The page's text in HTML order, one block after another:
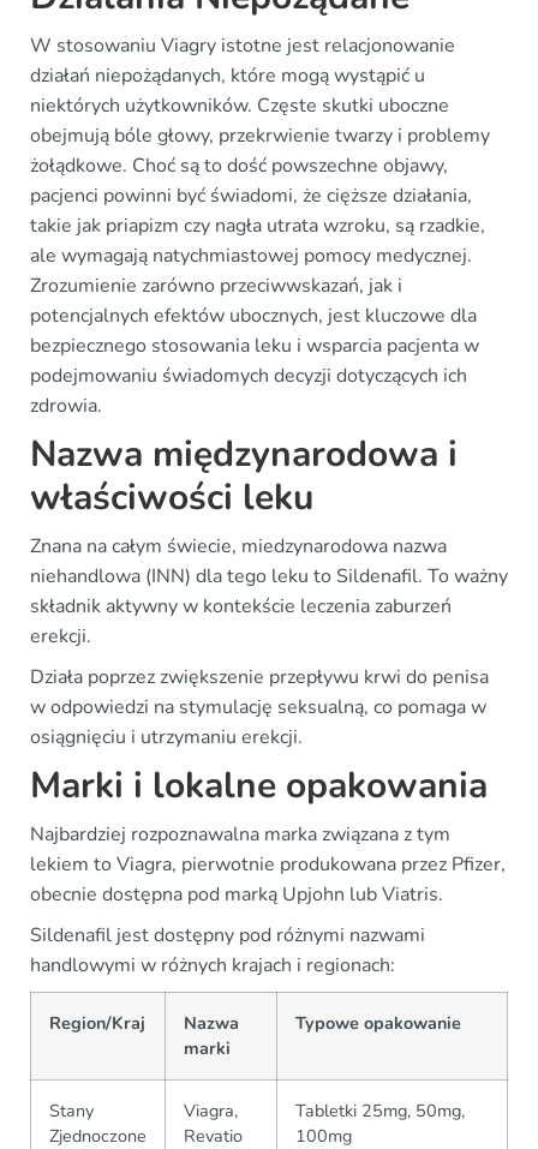
W stosowaniu Viagry istotne jest relacjonowanie
działań niepożądanych, które mogą wystąpić u
niektórych użytkowników. Częste skutki uboczne
obejmują bóle głowy, przekrwienie twarzy i problemy
żołądkowe. Choć są to dość powszechne objawy,
pacjenci powinni być świadomi, że cięższe działania,
takie jak priapizm czy nagła utrata wzroku, są rzadkie,
ale wymagają natychmiastowej pomocy medycznej.
Zrozumienie zarówno przeciwwskazań, jak i
potencjalnych efektów ubocznych, jest kluczowe dla
bezpiecznego stosowania leku i wsparcia pacjenta w
podejmowaniu świadomych decyzji dotyczących ich
zdrowia.
Nazwa międzynarodowa i
właściwości leku
Znana na całym świecie, miedzynarodowa nazwa
niehandlowa (INN) dla tego leku to Sildenafil. To ważny
składnik aktywny w kontekście leczenia zaburzeń
erekcji.
Działa poprzez zwiększenie przepływu krwi do penisa
w odpowiedzi na stymulację seksualną, co pomaga w
osiągnięciu i utrzymaniu erekcji.
Marki i lokalne opakowania
Najbardziej rozpoznawalna marka związana z tym
lekiem to Viagra, pierwotnie produkowana przez Pfizer,
obecnie dostępna pod marką Upjohn lub Viatris.
Sildenafil jest dostępny pod różnymi nazwami
handlowymi w różnych krajach i regionach:
Region/Kraj
Nazwa
marki
Typowe opakowanie
Stany
Zjednoczone
Viagra,
Revatio
Tabletki 25mg, 50mg,
100mg